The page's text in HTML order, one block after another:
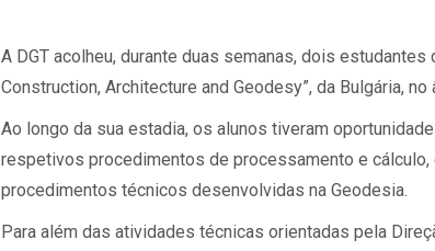
A DGT acolheu, durante duas semanas, dois
Construction, Architecture and Geodesy”, da Bulgária,
Ao longo da sua estadia, os alunos tiveram
respetivos procedimentos de processamento e
procedimentos técnicos desenvolvidas na Geodesia.
Para além das atividades técnicas orientadas pela